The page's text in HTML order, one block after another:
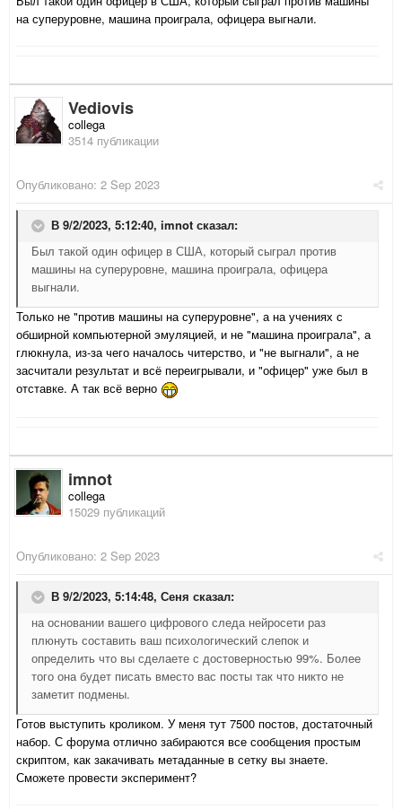
на суперуровне, машина проиграла, офицера выгнали.
Vediovis
collega
3514 публикации
Опубликовано: 2 Sep 2023
В 9/2/2023, 5:12:40, imnot сказал:
Был такой один офицер в США, который сыграл против
машины на суперуровне, машина проиграла, офицера
выгнали.
Только не "против машины на суперуровне", а на учениях с
обширной компьютерной эмуляцией, и не "машина проиграла", а
глюкнула, из-за чего началось читерство, и "не выгнали", а не
засчитали результат и всё переигрывали, и "офицер" уже был в
отставке. А так всё верно
imnot
collega
15029 публикаций
Опубликовано: 2 Sep 2023
В 9/2/2023, 5:14:48, Сеня сказал:
на основании вашего цифрового следа нейросети раз
плюнуть составить ваш психологический слепок и
определить что вы сделаете с достоверностью 99%. Более
того она будет писать вместо вас посты так что никто не
заметит подмены.
Готов выступить кроликом. У меня тут 7500 постов, достаточный
набор. С форума отлично забираются все сообщения простым
скриптом, как закачивать метаданные в сетку вы знаете.
Сможете провести эксперимент?